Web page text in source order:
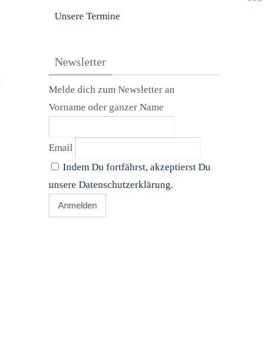
Unsere Termine
Newsletter
Melde dich zum Newsletter an
Vorname oder ganzer Name
Email
Indem Du fortfährst, akzeptierst Du
unsere Datenschutzerklärung.